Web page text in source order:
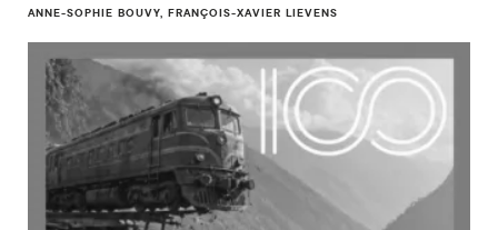
ANNE-SOPHIE BOUVY, FRANÇOIS-XAVIER LIEVENS